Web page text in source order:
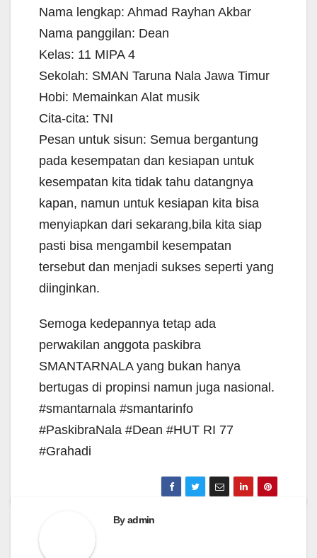
Nama lengkap: Ahmad Rayhan Akbar
Nama panggilan: Dean
Kelas: 11 MIPA 4
Sekolah: SMAN Taruna Nala Jawa Timur
Hobi: Memainkan Alat musik
Cita-cita: TNI
Pesan untuk sisun: Semua bergantung
pada kesempatan dan kesiapan untuk
kesempatan kita tidak tahu datangnya
kapan, namun untuk kesiapan kita bisa
menyiapkan dari sekarang,bila kita siap
pasti bisa mengambil kesempatan
tersebut dan menjadi sukses seperti yang
diinginkan.
Semoga kedepannya tetap ada
perwakilan anggota paskibra
SMANTARNALA yang bukan hanya
bertugas di propinsi namun juga nasional.
#smantarnala #smantarinfo
#PaskibraNala #Dean #HUT RI 77
#Grahadi
Byadmin